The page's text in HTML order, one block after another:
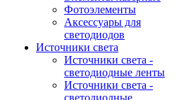
Фотоэлементы
Аксессуары для
светодиодов
Источники света
Источники света -
светодиодные ленты
Источники света -
светодиодные